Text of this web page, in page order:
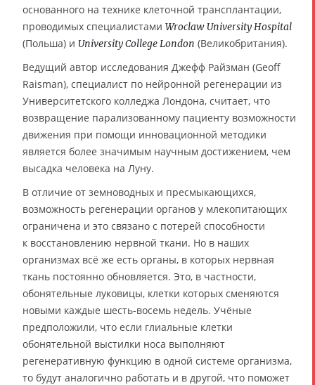
основанного на технике клеточной трансплантации,
проводимых специалистами Wroclaw University Hospital
(Польша) и University College London (Великобритания).
Ведущий автор исследования Джефф Райзман (Geoff
Raisman), специалист по нейронной регенерации из
Университетского колледжа Лондона, считает, что
возвращение парализованному пациенту возможности
движения при помощи инновационной методики
является более значимым научным достижением, чем
высадка человека на Луну.
В отличие от земноводных и пресмыкающихся,
возможность регенерации органов у млекопитающих
ограничена и это связано с потерей способности
к восстановлению нервной ткани. Но в наших
организмах всё же есть органы, в которых нервная
ткань постоянно обновляется. Это, в частности,
обонятельные луковицы, клетки которых сменяются
новыми каждые шесть-восемь недель. Учёные
предположили, что если глиальные клетки
обонятельной выстилки носа выполняют
регенеративную функцию в одной системе организма,
то будут аналогично работать и в другой, что поможет